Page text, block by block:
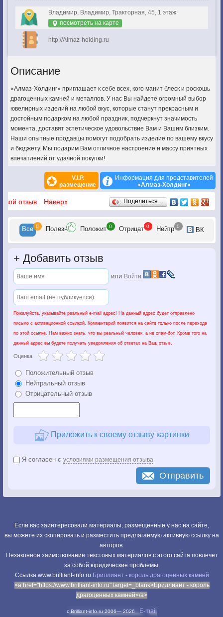
Владимир, Владимир, Тракторная, 45, 1 этаж
посмотреть на карте
http://Almaz-holding.ru
Описание
«Алмаз-Холдинг» приглашает к себе всех, кого манит блеск и роскошь
драгоценных камней и металлов. У нас Вы найдете огромный выбор
ювелирных изделий на любой вкус, которые станут прекрасным и
достойным подарком на любой праздник, подчеркнут значимость
момента, доставят эстетическое удовольствие Вам и Вашим близким.
Наши опытные продавцы помогут подобрать изделие по вашему вкусу
и бюджету. Мы подарим Вам отличное настроение и массу приятных
впечатлений от удачной покупки!
V.I.P.
размещение
Информация для представителей
«Алмаз-Холдинг»
Отзывы
отзыв Наверх Поделиться…
Все 0 Полезн Положит 0 Отрицат 0 Нейтр 0 ВК
+ Добавить отзыв
или Войти
Пожалуйста, указывайте реальный e-mail адрес! На данный адрес будет отправлено
письмо с активационной ссылкой. Комментарий появится на сайте только после перехода
по этой ссылке. Нам важно знать, что вы реальный человек, а не спам-бот. Кроме того на
данный адрес вы будете получать уведомления об ответах на Ваш отзыв.
Оценка
Положительный отзыв
Нейтральный отзыв
Отрицательный отзыв
Приложить к своему отзыву картинки
Я согласен с условиями размещения отзыва
Отправить
Если вас заинтересовали материалы, размещенные у нас на сайте,
вы можете их скопировать и разместить предлагаемую активную ссылку на
авторов.
Незаконное заимствование текстовых материалов с этого сайта повлечет
за собой юридические проблемы.
Cсылка www.brilliant-info.ru Бриллиант - король драгоценных камней
<a href="https://www.brilliant-info.ru" target=_blank>Бриллиант - король
драгоценных камней</a>
c Brilliant-info.ru 2006— 2026 E-mail